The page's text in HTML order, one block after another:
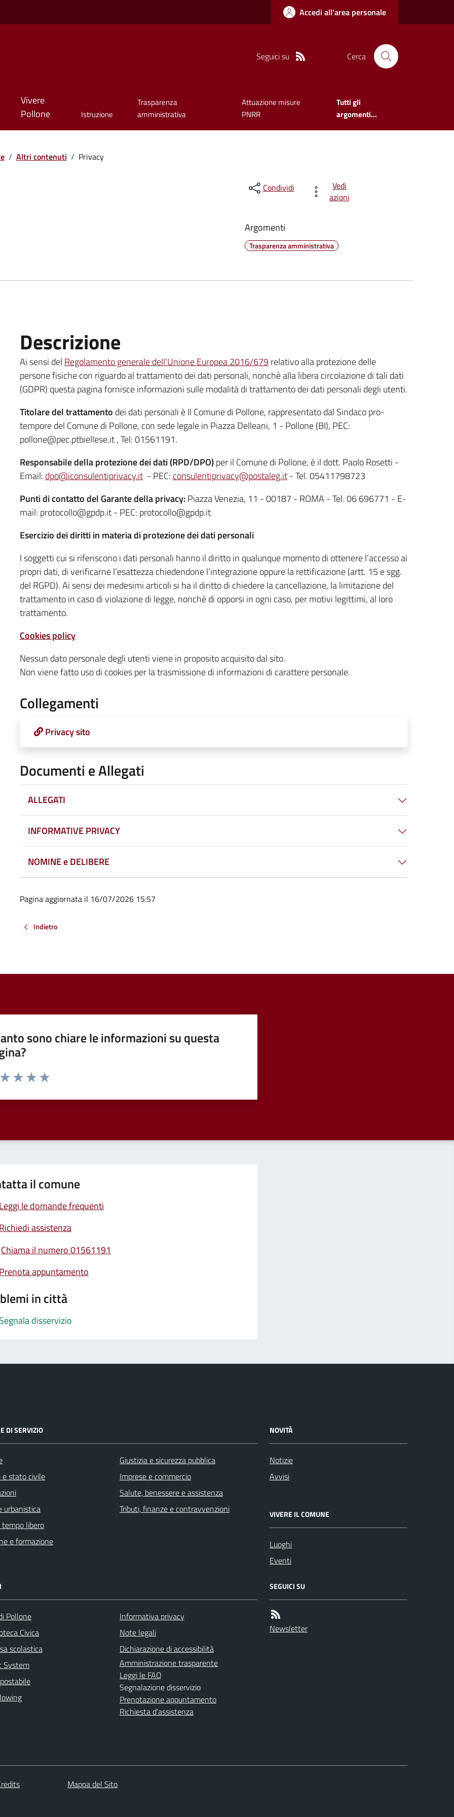
Accedi all'area personale
Seguici su Cerca
Vivere
Pollone
Istruzione
Trasparenza
amministrativa
Attuazione misure
PNRR
Tutti gli
argomenti...
/ Altri contenuti / Privacy
Condividi
Vedi
azioni
Argomenti
Trasparenza amministrativa
Descrizione
Ai sensi del Regolamento generale dell'Unione Europea 2016/679 relativo alla protezione delle
persone fisiche con riguardo al trattamento dei dati personali, nonchè alla libera circolazione di tali dati
(GDPR) questa pagina fornisce informazioni sulle modalità di trattamento dei dati personali degli utenti.
Titolare del trattamento dei dati personali è Il Comune di Pollone, rappresentato dal Sindaco pro-
tempore del Comune di Pollone, con sede legale in Piazza Delleani, 1 - Pollone (BI), PEC:
pollone@pec.ptbiellese.it , Tel: 01561191.
Responsabile della protezione dei dati (RPD/DPO)per il Comune di Pollone, è il dott. Paolo Rosetti -
Email: dpo@iconsulentiprivacy.it- PEC: consulentiprivacy@postaleg.it- Tel. 05411798723
Punti di contatto del Garante della privacy:Piazza Venezia, 11 - 00187 - ROMA - Tel. 06 696771 - E-
mail: protocollo@gpdp.it - PEC: protocollo@gpdp.it
Esercizio dei diritti in materia di protezione dei dati personali
I soggetti cui si riferiscono i dati personali hanno il diritto in qualunque momento di ottenere l’accesso ai
propri dati, di verificarne l’esattezza chiedendone l’integrazione oppure la rettificazione (artt. 15 e sgg.
del RGPD). Ai sensi dei medesimi articoli si ha il diritto di chiedere la cancellazione, la limitazione del
trattamento in caso di violazione di legge, nonché di opporsi in ogni caso, per motivi legittimi, al loro
trattamento.
Cookies policy
Nessun dato personale degli utenti viene in proposito acquisito dal sito.
Non viene fatto uso di cookies per la trasmissione di informazioni di carattere personale.
Collegamenti
Privacy sito
Documenti e Allegati
ALLEGATI
INFORMATIVE PRIVACY
NOMINE e DELIBERE
Pagina aggiornata il 16/07/2026 15:57
Indietro
sono chiare le informazioni su questa
da 1 a 5 stelle la pagina
il comune
Leggi le domande frequenti
Richiedi assistenza
Chiama il numero 01561191
Prenota appuntamento
in città
Segnala disservizio
DI SERVIZIO
e stato civile
urbanistica
libero
e formazione
Giustizia e sicurezza pubblica
Imprese e commercio
Salute, benessere e assistenza
Tributi, finanze e contravvenzioni
NOVITÀ
Notizie
Avvisi
VIVERE IL COMUNE
Luoghi
Eventi
Pollone
Civica
scolastica
System
Informativa privacy
Note legali
Dichiarazione di accessibilità
Amministrazione trasparente
Leggi le FAQ
Segnalazione disservizio
Prenotazione appuntamento
Richiesta d'assistenza
SEGUICI SU
Newsletter
Mappa del Sito